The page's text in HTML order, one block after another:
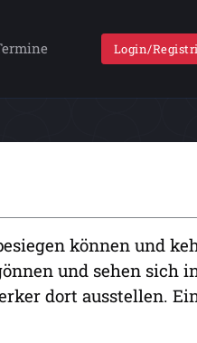
Login/
können und
und sehen sich
dort ausstellen.